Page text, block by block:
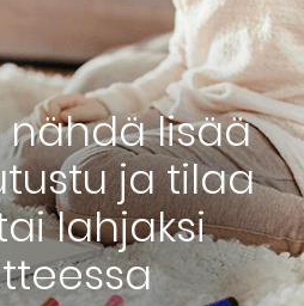
nähdä lisää
ja tilaa
lahjaksi